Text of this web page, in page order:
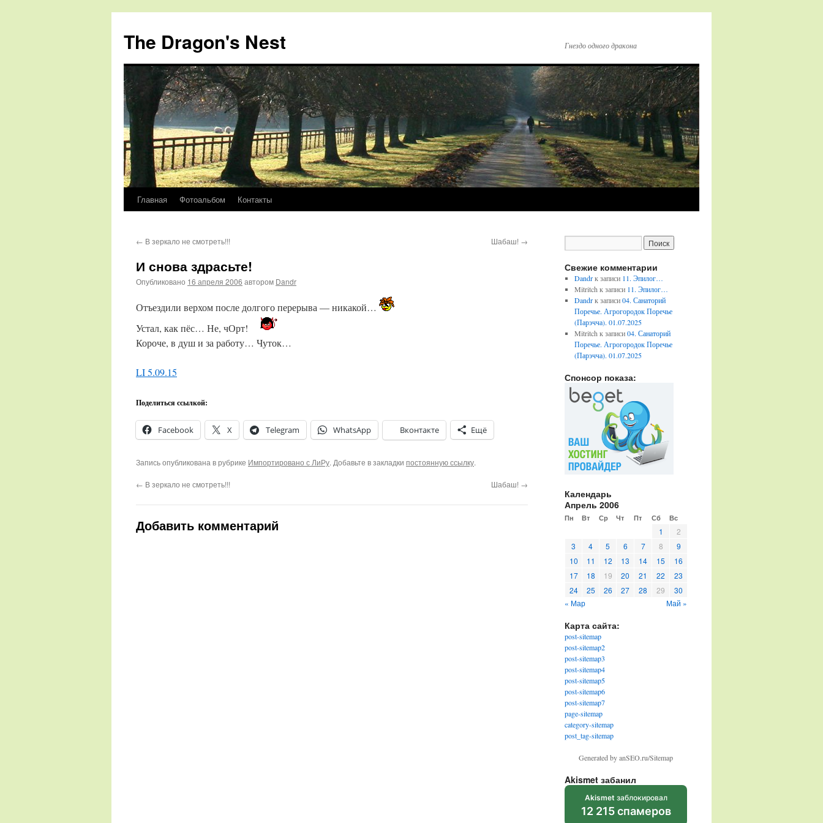
The Dragon's Nest Гнездо одного дракона
Перейти
содержимому
Главная Фотоальбом Контакты
← В зеркало не смотреть!!! Шабаш! →
И снова здрасьте!
Опубликовано 16 апреля 2006 автором Dandr
Отъездили верхом после долгого перерыва — никакой…
Устал, как пёс… Не, чОрт!
Короче, в душ и за работу… Чуток…
LI 5.09.15
Поделиться ссылкой:
Facebook X Telegram WhatsApp Вконтакте Ещё
Запись опубликована в рубрике Импортировано с ЛиРу. Добавьте в закладки постоянную ссылку.
← В зеркало не смотреть!!! Шабаш! →
Добавить комментарий
Свежие комментарии
Dandrк записи 11. Эпилог…
Mitritch к записи 11. Эпилог…
Dandrк записи04. Санаторий
Поречье. Агрогородок Поречье
(Парэчча). 01.07.2025
Mitritch к записи04. Санаторий
Поречье. Агрогородок Поречье
(Парэчча). 01.07.2025
Спонсор показа:
Календарь
Апрель 2006
Пн Вт Ср Чт Пт Сб Вс
1
2
3
4 5 6 7 8
9
10
11 12 13 14 15
16
17
18 19 20 21 22
23
24
25 26 27 28 29
30
« Мар
Май »
Карта сайта:
post-sitemap
post-sitemap2
post-sitemap3
post-sitemap4
post-sitemap5
post-sitemap6
post-sitemap7
page-sitemap
category-sitemap
post_tag-sitemap
Generated by anSEO.ru/Sitemap
Akismet забанил
Akismet заблокировал
12 215 спамеров